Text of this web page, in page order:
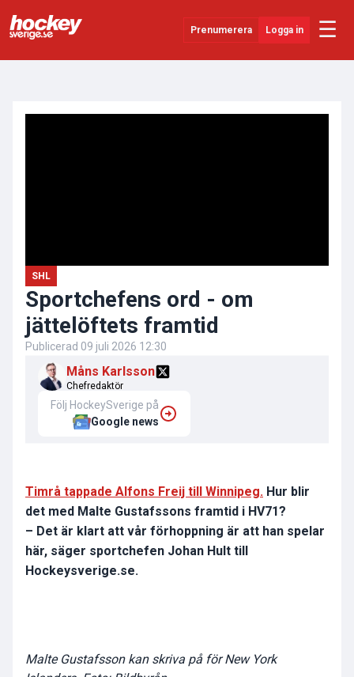
Prenumerera Logga in ☰
SHL
Sportchefens ord - om
jättelöftets framtid
Publicerad 09 juli 2026 12:30
Måns Karlsson
Chefredaktör
Följ HockeySverige på
Google news
Timrå tappade Alfons Freij till Winnipeg. Hur blir
det med Malte Gustafssons framtid i HV71?
– Det är klart att vår förhoppning är att han spelar
här, säger sportchefen Johan Hult till
Hockeysverige.se.
Malte Gustafsson kan skriva på för New York